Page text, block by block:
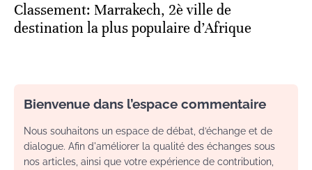
Classement: Marrakech, 2è ville de
destination la plus populaire d’Afrique
Bienvenue dans l’espace commentaire
Nous souhaitons un espace de débat, d’échange et de
dialogue. Afin d'améliorer la qualité des échanges sous
nos articles, ainsi que votre expérience de contribution,